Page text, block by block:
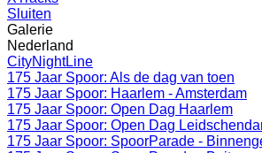
Sluiten
Galerie
Nederland
CityNightLine
175 Jaar Spoor: Als de dag van toen
175 Jaar Spoor: Haarlem - Amsterdam
175 Jaar Spoor: Open Dag Haarlem
175 Jaar Spoor: Open Dag
175 Jaar Spoor: SpoorParade -